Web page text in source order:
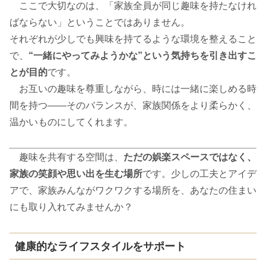
ここで大切なのは、「家族全員が同じ趣味を持たなけれ
ばならない」ということではありません。
それぞれが少しでも興味を持てるような環境を整えること
で、 “一緒にやってみようかな”という気持ちを引き出すこ
とが目的です。
お互いの趣味を尊重しながら、時には一緒に楽しめる時
間を持つ――そのバランスが、家族関係をより柔らかく、
温かいものにしてくれます。
趣味を共有する空間は、 ただの娯楽スペースではなく、
家族の笑顔や思い出を生む場所です。少しの工夫とアイデ
アで、家族みんながワクワクする場所を、あなたの住まい
にも取り入れてみませんか？
健康的なライフスタイルをサポート